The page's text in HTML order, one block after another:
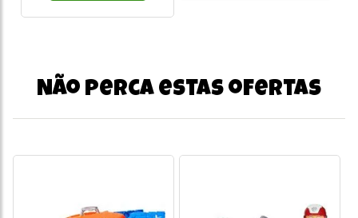
Não perca estas ofertas